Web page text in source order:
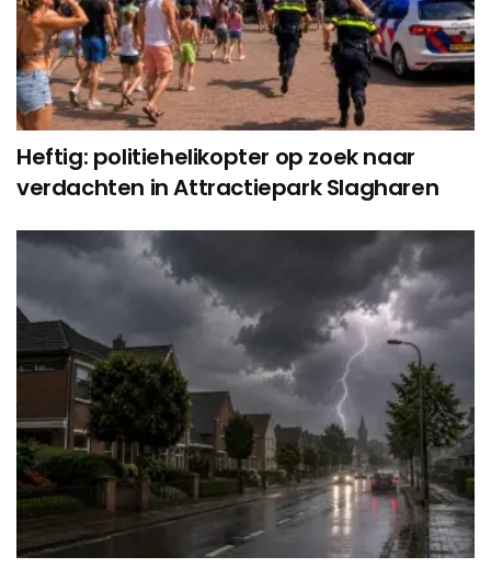
Heftig: politiehelikopter op zoek naar
verdachten in Attractiepark Slagharen